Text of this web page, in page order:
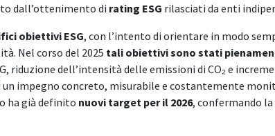
dall’ottenimento di rating ESG rilasciati da enti
obiettivi ESG, con l’intento di orientare in modo
Nel corso del 2025 tali obiettivi sono stati
riduzione dell’intensità delle emissioni di CO₂ e
impegno concreto, misurabile e costantemente
ha già definito nuovi target per il 2026, confermando